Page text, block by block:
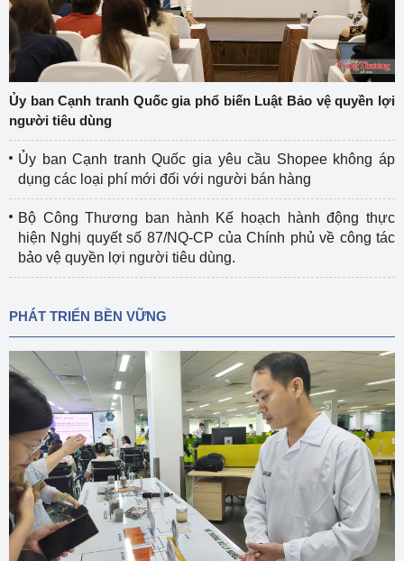
Ủy ban Cạnh tranh Quốc gia phổ biến Luật Bảo vệ quyền lợi
người tiêu dùng
Ủy ban Cạnh tranh Quốc gia yêu cầu Shopee không áp
dụng các loại phí mới đối với người bán hàng
Bộ Công Thương ban hành Kế hoạch hành động thực
hiện Nghị quyết số 87/NQ-CP của Chính phủ về công tác
bảo vệ quyền lợi người tiêu dùng.
PHÁT TRIỂN BỀN VỮNG